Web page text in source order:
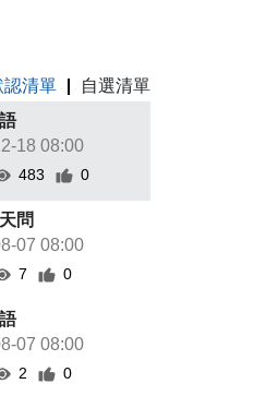
認清單
自選清單
18 08:00
483 0
問
07 08:00
7 0
07 08:00
2 0